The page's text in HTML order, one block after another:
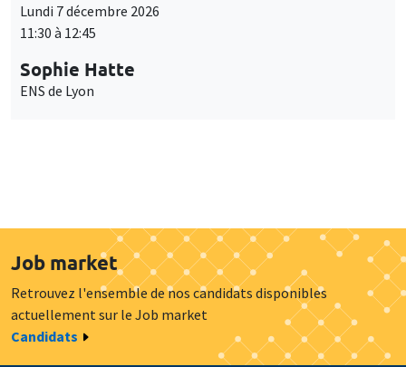
Lundi 7 décembre 2026
11:30 à 12:45
Sophie Hatte
ENS de Lyon
Job market
Retrouvez l'ensemble de nos candidats disponibles
actuellement sur le Job market
Candidats